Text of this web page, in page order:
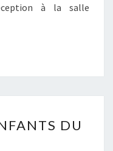
à la salle
DU